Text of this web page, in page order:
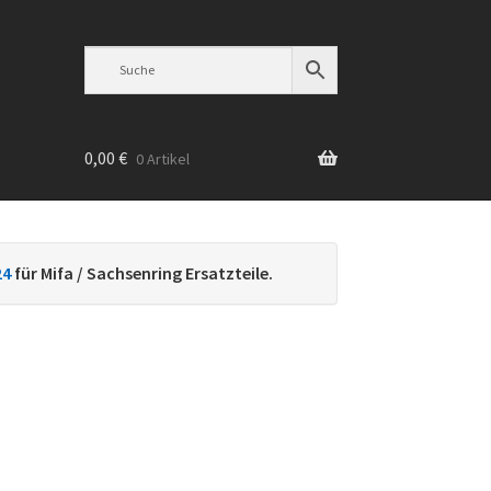
0,00 € 0 Artikel
für Mifa / Sachsenring Ersatzteile.